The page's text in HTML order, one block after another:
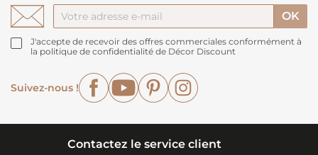
J'accepte de recevoir des offres commerciales conformément à
la politique de confidentialité de Décor Discount
Suivez-nous !
FacebookYouTubePinterest
Contactez le service client